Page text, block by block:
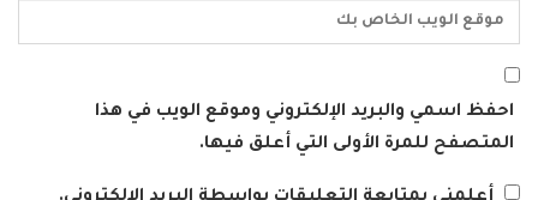
احفظ اسمي والبريد الإلكتروني وموقع الويب في هذا
المتصفح للمرة الأولى التي أعلق فيها.